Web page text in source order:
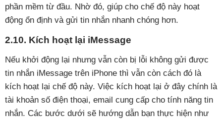
phần mềm từ đầu. Nhờ đó, giúp cho chế độ này hoạt
động ổn định và gửi tin nhắn nhanh chóng hơn.
2.10. Kích hoạt lại iMessage
Nếu khởi động lại nhưng vẫn còn bị lỗi không gửi được
tin nhắn iMessage trên iPhone thì vẫn còn cách đó là
kích hoạt lại chế độ này. Việc kích hoạt lại ở đây chính là
tài khoản số điện thoại, email cung cấp cho tính năng tin
nhắn. Các bước dưới sẽ hướng dẫn bạn thực hiện như